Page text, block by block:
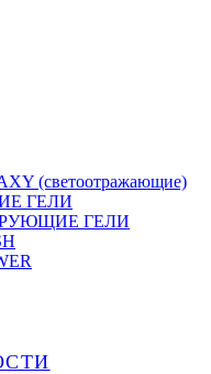
(светоотражающие)
ГЕЛИ
ГЕЛИ